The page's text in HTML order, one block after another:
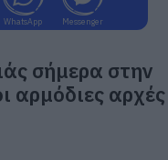
WhatsApp Messenger
σήμερα στην
αρμόδιες αρχές